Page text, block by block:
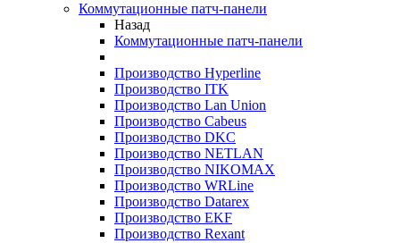
Коммутационные патч-панели
Назад
Коммутационные патч-панели
Производство Hyperline
Производство ITK
Производство Lan Union
Производство Cabeus
Производство DKC
Производство NETLAN
Производство NIKOMAX
Производство WRLine
Производство Datarex
Производство EKF
Производство Rexant